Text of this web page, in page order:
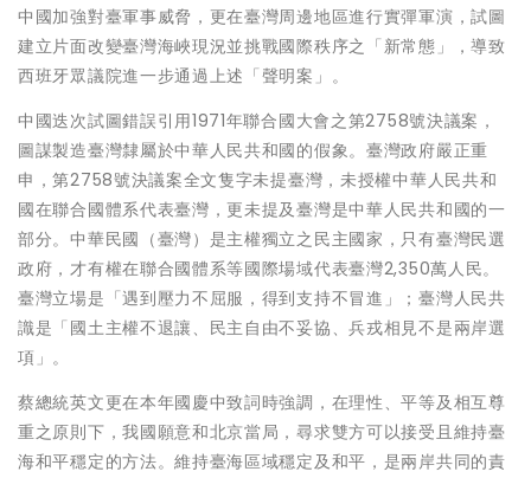
中國加強對臺軍事威脅，更在臺灣周邊地區進行實彈軍演，試圖
建立片面改變臺灣海峽現況並挑戰國際秩序之「新常態」，導致
西班牙眾議院進一步通過上述「聲明案」。
中國迭次試圖錯誤引用1971年聯合國大會之第2758號決議案，
圖謀製造臺灣隸屬於中華人民共和國的假象。臺灣政府嚴正重
申，第2758號決議案全文隻字未提臺灣，未授權中華人民共和
國在聯合國體系代表臺灣，更未提及臺灣是中華人民共和國的一
部分。中華民國（臺灣）是主權獨立之民主國家，只有臺灣民選
政府，才有權在聯合國體系等國際場域代表臺灣2,350萬人民。
臺灣立場是「遇到壓力不屈服，得到支持不冒進」；臺灣人民共
識是「國土主權不退讓、民主自由不妥協、兵戎相見不是兩岸選
項」。
蔡總統英文更在本年國慶中致詞時強調，在理性、平等及相互尊
重之原則下，我國願意和北京當局，尋求雙方可以接受且維持臺
海和平穩定的方法。維持臺海區域穩定及和平，是兩岸共同的責